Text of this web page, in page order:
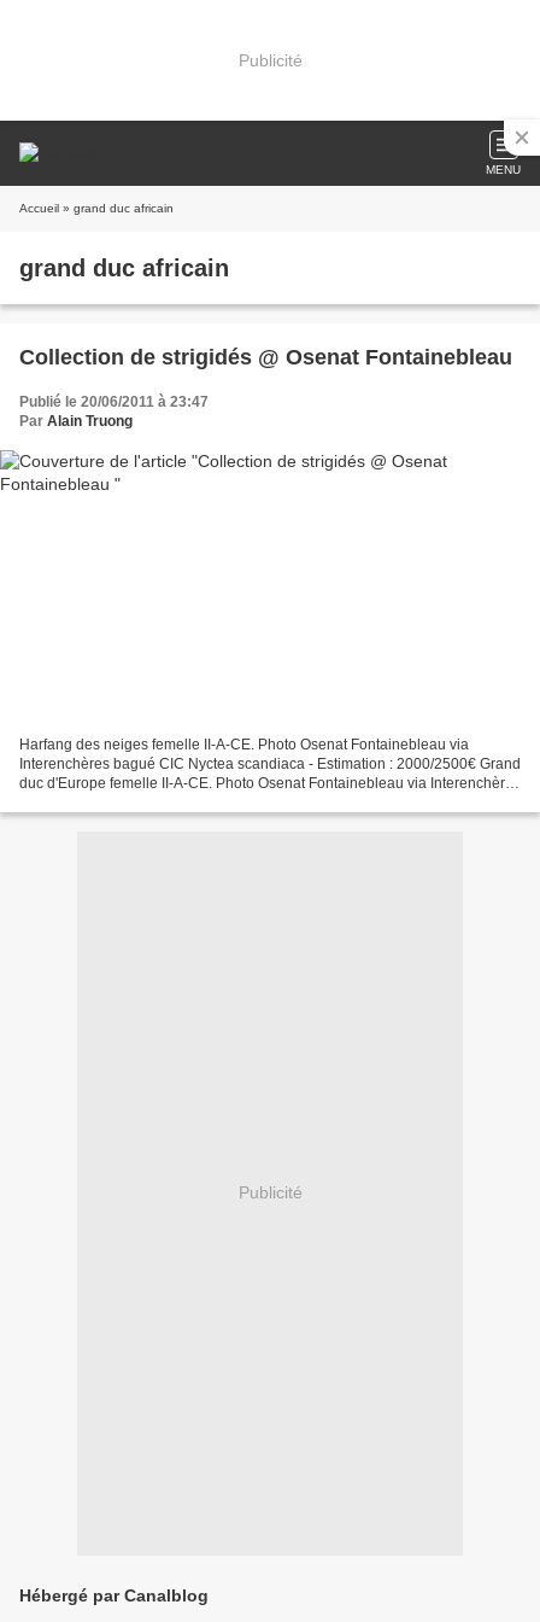
Publicité
MENU
Accueil » grand duc africain
grand duc africain
Collection de strigidés @ Osenat Fontainebleau
Publié le 20/06/2011 à 23:47
Par Alain Truong
Harfang des neiges femelle II-A-CE. Photo Osenat Fontainebleau via
Interenchères bagué CIC Nyctea scandiaca - Estimation : 2000/2500€ Grand
duc d'Europe femelle II-A-CE. Photo Osenat Fontainebleau via Interenchères
Publicité
Hébergé par Canalblog